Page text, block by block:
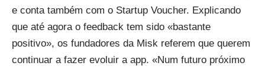
e conta também com o Startup Voucher. Explicando
que até agora o feedback tem sido «bastante
positivo», os fundadores da Misk referem que querem
continuar a fazer evoluir a app. «Num futuro próximo